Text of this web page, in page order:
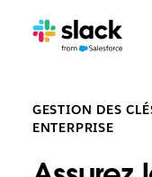
GESTION DES
ENTERPRISE